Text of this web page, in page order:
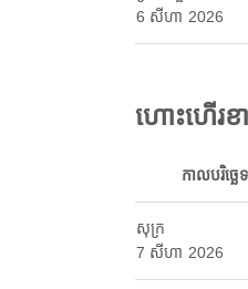
6 សីហា 2026
ហោះហើរខ
កាលបរិច្ឆេទ
សុក្រ
7 សីហា 2026